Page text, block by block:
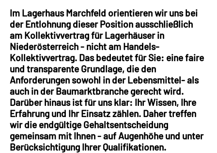
Im Lagerhaus Marchfeld orientieren wir uns bei
der Entlohnung dieser Position ausschließlich
am Kollektivvertrag für Lagerhäuser in
Niederösterreich - nicht am Handels-
Kollektivvertrag. Das bedeutet für Sie: eine faire
und transparente Grundlage, die den
Anforderungen sowohl in der Lebensmittel- als
auch in der Baumarktbranche gerecht wird.
Darüber hinaus ist für uns klar: Ihr Wissen, Ihre
Erfahrung und Ihr Einsatz zählen. Daher treffen
wir die endgültige Gehaltsentscheidung
gemeinsam mit Ihnen - auf Augenhöhe und unter
Berücksichtigung Ihrer Qualifikationen.